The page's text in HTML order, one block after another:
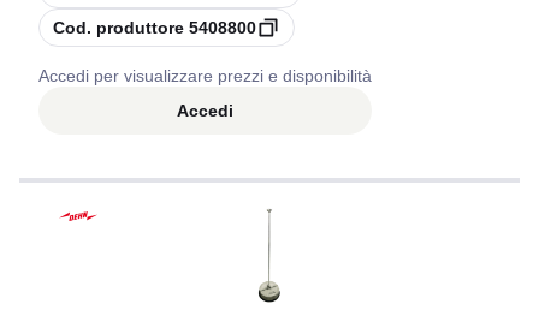
copiaCod. produttore 5408800
Accedi per visualizzare prezzi e disponibilità
Accedi